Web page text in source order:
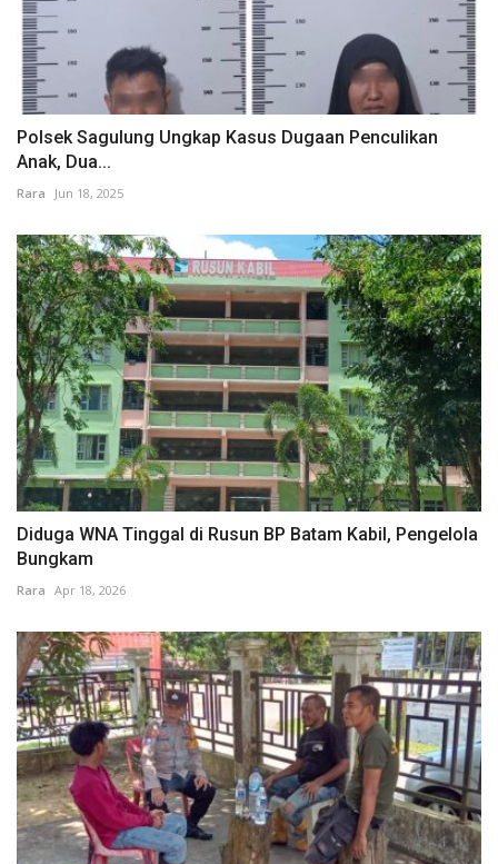
Polsek Sagulung Ungkap Kasus Dugaan Penculikan
Anak, Dua...
Rara Jun 18, 2025
Diduga WNA Tinggal di Rusun BP Batam Kabil, Pengelola
Bungkam
Rara Apr 18, 2026